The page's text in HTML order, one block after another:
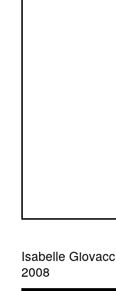
Isabelle
2008